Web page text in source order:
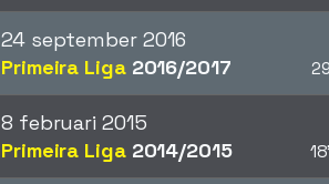
24 september 2016
Primeira Liga2016/2017
8 februari 2015
Primeira Liga2014/2015